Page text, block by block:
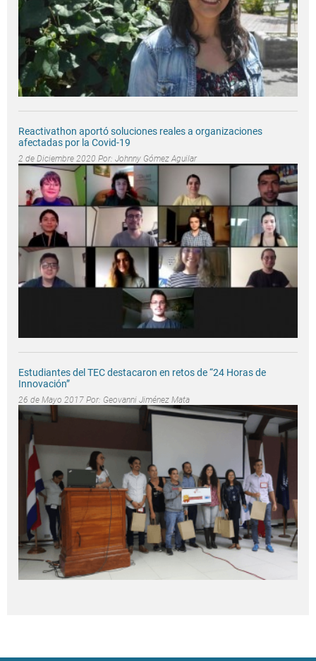
Reactivathon aportó soluciones reales a organizaciones
afectadas por la Covid-19
2 de Diciembre 2020 Por: Johnny Gómez Aguilar
Estudiantes del TEC destacaron en retos de “24 Horas de
Innovación”
26 de Mayo 2017 Por: Geovanni Jiménez Mata